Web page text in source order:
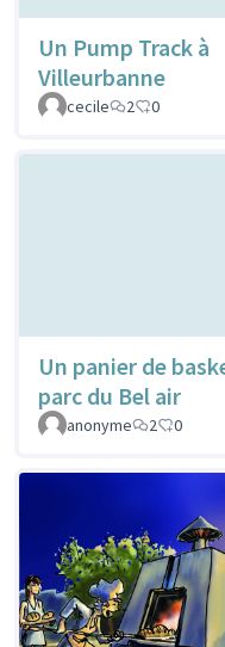
Un Pump Track à
Villeurbanne
cecile
2 0
Un panier de
parc du Bel air
anonyme
2 0